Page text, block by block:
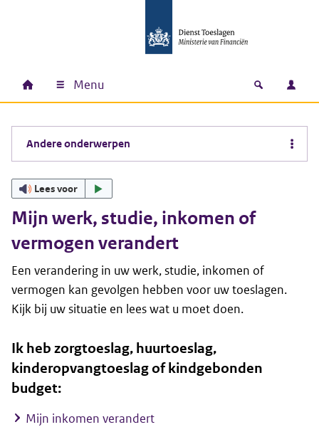
Hoofdnavigatie
Home Menu Open
Andere onderwerpen
Lees voor
Mijn werk, studie, inkomen of
vermogen verandert
Een verandering in uwwerk, studie, inkomen of
vermogen kan gevolgen hebben voor uw toeslagen.
Kijk bij uw situatie en lees wat u moet doen.
Ik heb zorgtoeslag, huurtoeslag,
kinderopvangtoeslag of kindgebonden
budget:
Mijn inkomen verandert